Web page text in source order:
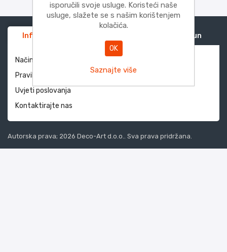
Informacije Moj račun
Način dostave i povrati
Pravila privatnosti
Uvjeti poslovanja
Kontaktirajte nas
Autorska prava; 2026 Deco-Art d.o.o.. Sva prava pridržana.
isporučili svoje usluge. Koristeći naše
usluge, slažete se s našim korištenjem
kolačića.
OK
Saznajte više